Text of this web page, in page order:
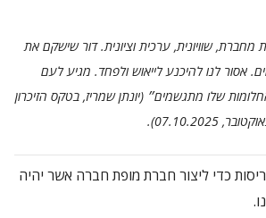
מחברת, שוויונית, ערכית וציונית. דור שישקם את
אסור לנו להיכנע לייאוש ולפחד. מגיע לעם
שלו מתגשמים״ (יונתן שמריז, בטקס הזיכרון
כדי ליצור חברת מופת חברה אשר יהיה